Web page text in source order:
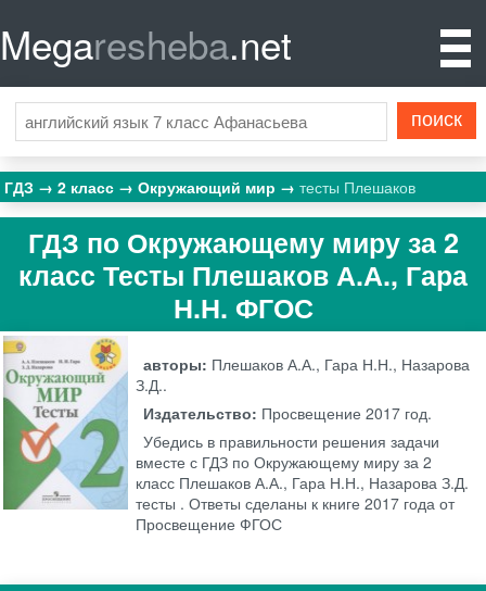
Megaresheba.net
ГДЗ 2 класс Окружающий мир тесты Плешаков
ГДЗ по Окружающему миру за 2
класс Тесты Плешаков А.А., Гара
Н.Н. ФГОС
авторы: Плешаков А.А., Гара Н.Н., Назарова
З.Д..
Издательство: Просвещение 2017 год.
Убедись в правильности решения задачи
вместе с ГДЗ по Окружающему миру за 2
класс Плешаков А.А., Гара Н.Н., Назарова З.Д.
тесты . Ответы сделаны к книге 2017 года от
Просвещение ФГОС